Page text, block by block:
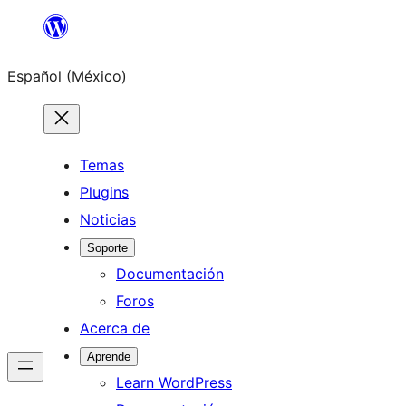
Saltar
contenido
Español (México)
Temas
Plugins
Noticias
Soporte
Documentación
Foros
Acerca de
Aprende
Learn WordPress